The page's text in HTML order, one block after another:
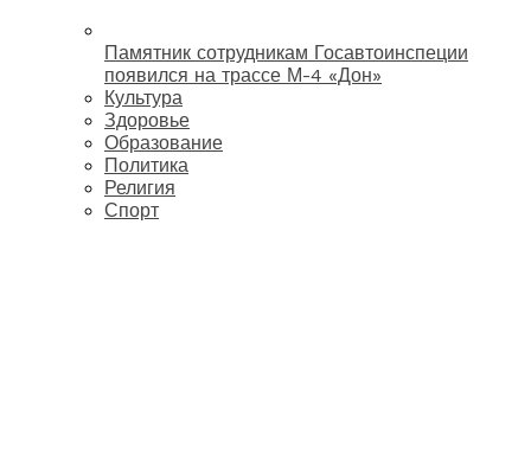
Памятник сотрудникам Госавтоинспеции
появился на трассе М-4 «Дон»
Культура
Здоровье
Образование
Политика
Религия
Спорт